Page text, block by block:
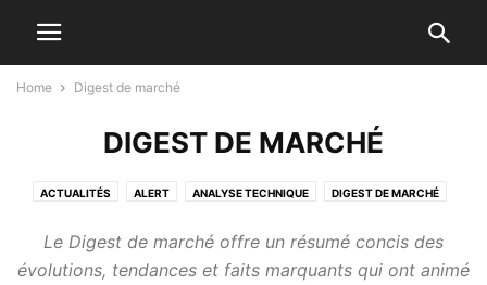
Home Digest de marché
DIGEST DE MARCHÉ
ACTUALITÉS ALERT ANALYSE TECHNIQUE DIGEST DE MARCHÉ
TECHNICAL ANALYSIS
Le Digest de marché offre un résumé concis des
évolutions, tendances et faits marquants qui ont animé